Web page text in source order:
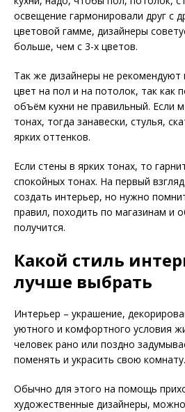
освещение гармонировали друг с
цветовой гамме, дизайнеры
больше, чем с 3-х цветов.
Так же дизайнеры не рекомендуют
цвет на пол и на потолок, так как
объём кухни не правильный. Если
тонах, тогда занавески, стулья,
ярких оттенков.
Если стены в ярких тонах, то
спокойных тонах. На первый
создать интерьер, но нужно
правил, походить по магазинам и
получится.
Какой стиль
лучше выбрать
Интерьер – украшение,
уютного и комфортного условия
человек рано или поздно
поменять и украсить свою комнату.
Обычно для этого на помощь
художественные дизайнеры,